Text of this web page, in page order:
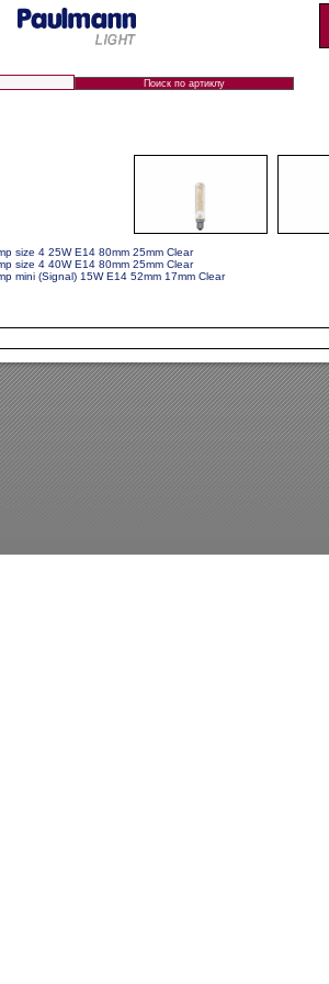
size 4 25W E14 80mm 25mm Clear
size 4 40W E14 80mm 25mm Clear
mini (Signal) 15W E14 52mm 17mm Clear